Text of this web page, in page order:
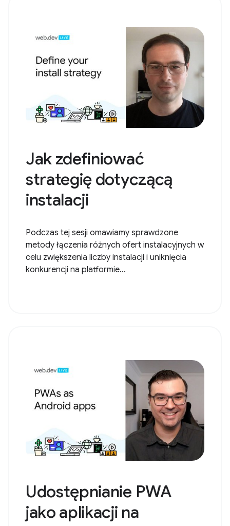
Jak zdefiniować
strategię dotyczącą
instalacji
Podczas tej sesji omawiamy sprawdzone
metody łączenia różnych ofert instalacyjnych w
celu zwiększenia liczby instalacji i uniknięcia
konkurencji na platformie...
Udostępnianie PWA
jako aplikacji na